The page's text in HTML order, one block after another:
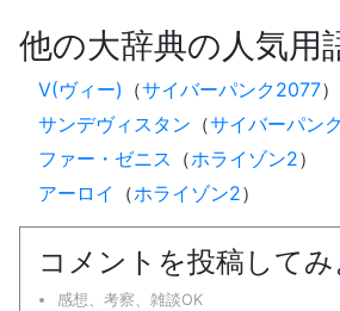
他の大辞典の人気用
V(ヴィー) （サイバーパンク2077）
サンデヴィスタン （サイバーパン
ファー・ゼニス （ホライゾン2）
アーロイ
（ホライゾン2）
コメントを投稿してみ
感想、考察、雑談OK